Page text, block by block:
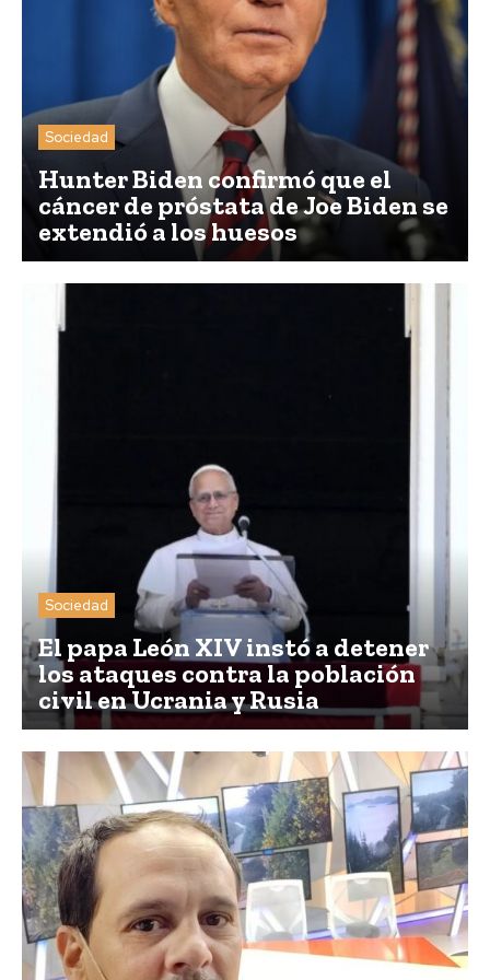
Sociedad
Hunter Biden confirmó que el
cáncer de próstata de Joe Biden se
extendió a los huesos
Sociedad
El papa León XIV instó a detener
los ataques contra la población
civil en Ucrania y Rusia